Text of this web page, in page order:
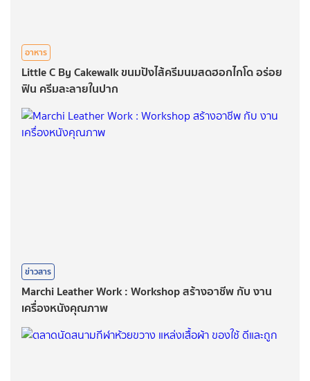
อาหาร
Little C By Cakewalk ขนมปังไส้ครีมนมสดฮอกไกโด อร่อย
ฟิน ครีมละลายในปาก
ข่าวสาร
Marchi Leather Work : Workshop สร้างอาชีพ กับ งาน
เครื่องหนังคุณภาพ